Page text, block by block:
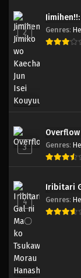
2 Genres:
3
Overflow
Genres:
4
Iribitari
Genres: